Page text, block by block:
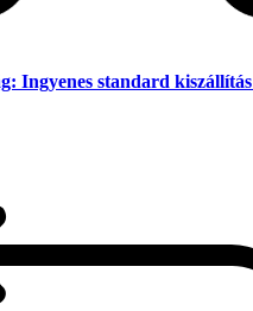
Ingyenes standard kiszállítás